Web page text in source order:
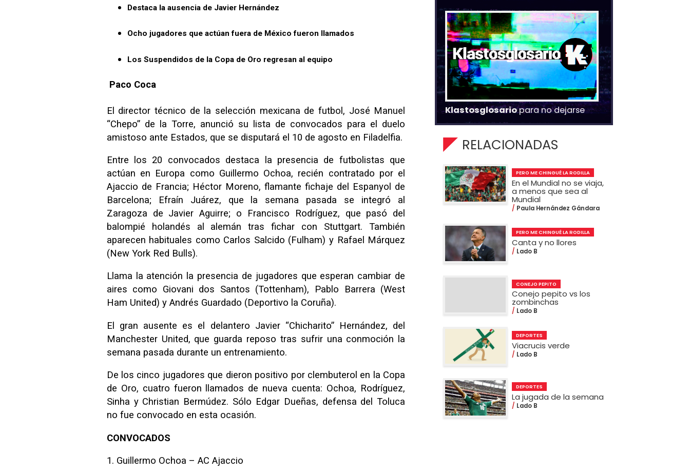
Destaca la ausencia de Javier Hernández
Ocho jugadores que actúan fuera de México fueron llamados
Los Suspendidos de la Copa de Oro regresan al equipo
Paco Coca
El director técnico de la selección mexicana de futbol, José Manuel
“Chepo” de la Torre, anunció su lista de convocados para el duelo
amistoso ante Estados, que se disputará el 10 de agosto en Filadelfia.
Entre los 20 convocados destaca la presencia de futbolistas que
actúan en Europa como Guillermo Ochoa, recién contratado por el
Ajaccio de Francia; Héctor Moreno, flamante fichaje del Espanyol de
Barcelona; Efraín Juárez, que la semana pasada se integró al
Zaragoza de Javier Aguirre; o Francisco Rodríguez, que pasó del
balompié holandés al alemán tras fichar con Stuttgart. También
aparecen habituales como Carlos Salcido (Fulham) y Rafael Márquez
(New York Red Bulls).
Llama la atención la presencia de jugadores que esperan cambiar de
aires como Giovani dos Santos (Tottenham), Pablo Barrera (West
Ham United) y Andrés Guardado (Deportivo la Coruña).
El gran ausente es el delantero Javier “Chicharito” Hernández, del
Manchester United, que guarda reposo tras sufrir una conmoción la
semana pasada durante un entrenamiento.
De los cinco jugadores que dieron positivo por clembuterol en la Copa
de Oro, cuatro fueron llamados de nueva cuenta: Ochoa, Rodríguez,
Sinha y Christian Bermúdez. Sólo Edgar Dueñas, defensa del Toluca
no fue convocado en esta ocasión.
CONVOCADOS
1. Guillermo Ochoa – AC Ajaccio
Klastosglosariopara no dejarse
RELACIONADAS
PERO ME CHINGUÉ LA RODILLA
En el Mundial no se viaja,
a menos que sea al
Mundial
Paula Hernández Gándara
PERO ME CHINGUÉ LA RODILLA
Canta y no llores
Lado B
CONEJO PEPITO
Conejo pepito vs los
zombinchas
Lado B
DEPORTES
Viacrucis verde
Lado B
DEPORTES
La jugada de la semana
Lado B